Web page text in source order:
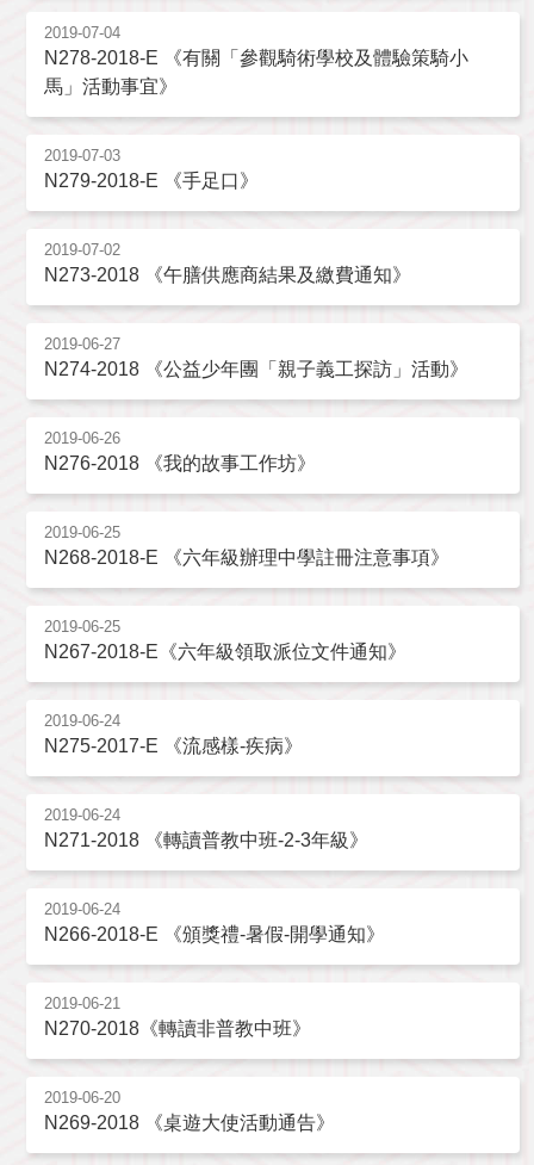
2019-07-04
N278-2018-E 《有關「參觀騎術學校及體驗策騎小
馬」活動事宜》
2019-07-03
N279-2018-E 《手足口》
2019-07-02
N273-2018 《午膳供應商結果及繳費通知》
2019-06-27
N274-2018 《公益少年團「親子義工探訪」活動》
2019-06-26
N276-2018 《我的故事工作坊》
2019-06-25
N268-2018-E 《六年級辦理中學註冊注意事項》
2019-06-25
N267-2018-E《六年級領取派位文件通知》
2019-06-24
N275-2017-E 《流感樣-疾病》
2019-06-24
N271-2018 《轉讀普教中班-2-3年級》
2019-06-24
N266-2018-E 《頒獎禮-暑假-開學通知》
2019-06-21
N270-2018《轉讀非普教中班》
2019-06-20
N269-2018 《桌遊大使活動通告》